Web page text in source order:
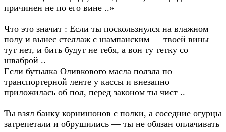
причинен не по его вине ..»
Что это значит : Если ты поскользнулся на влажном
полу и вынес стеллаж с шампанским — твоей вины
тут нет, и бить будут не тебя, а вон ту тетку со
шваброй ..
Если бутылка Оливкового масла ползла по
транспортерной ленте у кассы и внезапно
приложилась об пол, перед законом ты чист ..
Ты взял банку корнишонов с полки, а соседние огурцы
затрепетали и обрушились — ты не обязан оплачивать